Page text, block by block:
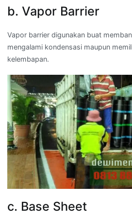
b. Vapor Barrier
Vapor barrier digunakan buat
mengalami kondensasi maupun
kelembapan.
c. Base Sheet